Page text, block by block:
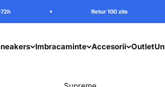
Retur 100 zile
Imbracaminte Accesorii Outlet